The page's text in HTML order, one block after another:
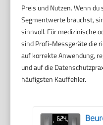
Preis und Nutzen. Wenn
Segmentwerte brauchst,
sinnvoll. Für medizinische
sind Profi-Messgeräte die
auf korrekte Anwendung,
und auf die
häufigsten Kauffehler.